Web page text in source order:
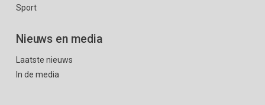
Sport
Nieuws en media
Laatste nieuws
In de media